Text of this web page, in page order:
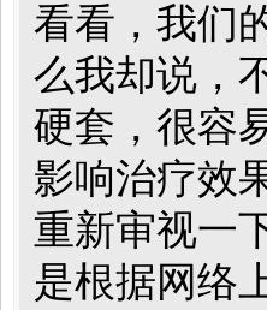
看看，我们
么我却说，
硬套 ，很容
影响治疗效
重新审视一
是根据网络